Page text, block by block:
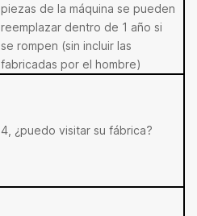
piezas de la máquina se pueden
reemplazar dentro de 1 año si
se rompen (sin incluir las
fabricadas por el hombre)
4, ¿puedo visitar su fábrica?